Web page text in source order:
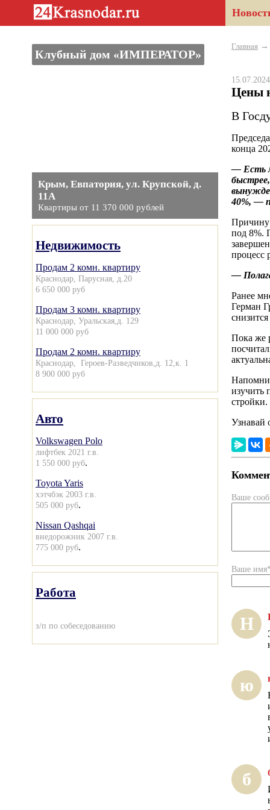
Клубный дом «ИМПЕРАТОР»
Крым, Евпатория, ул. Крупской, д.
11А
Квартиры от 11 370 000 рублей
Недвижимость
Продам 2 комн. квартиру
Краснодар, Парусная, д.20
6 650 000 руб
Продам 3 комн. квартиру
Краснодар, Уральская,д. 129
11 000 000 руб
Продам 2 комн. квартиру
Краснодар, Героев-Разведчиков,д. 12,к. 1
8 900 000 руб
Авто
Volkswagen Polo
лифтбек 2021 г.в.
1 550 000 руб.
Toyota Yaris
хэтчбэк 2003 г.в.
505 000 руб.
Nissan Qashqai
внедорожник 2007 г.в.
775 000 руб.
Работа
з/п по собеседованию
Главная
Цены
В
конца
— Есть
40%, —
Причину
под 8%.
процесс
—
Ранее
Герман
Пока же
изучить
стройки.
Узнавай
Ваше
Ваше
Н
ю
б